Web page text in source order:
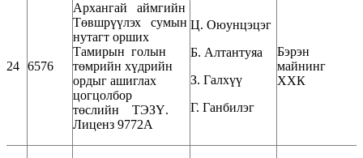
24 6576
Архангай аймгийн
Төвшрүүлэх сумын
нутагт орших
Тамирын голын
төмрийн хүдрийн
ордыг ашиглах
цогцолбор
төслийн ТЭЗҮ.
Лиценз 9772А
Ц. Оюунцэцэг
Б. Алтантуяа
З. Галхүү
Г. Ганбилэг
Бэрэн
майнинг
ХХК